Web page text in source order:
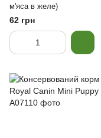
м'яса в желе)
62 грн